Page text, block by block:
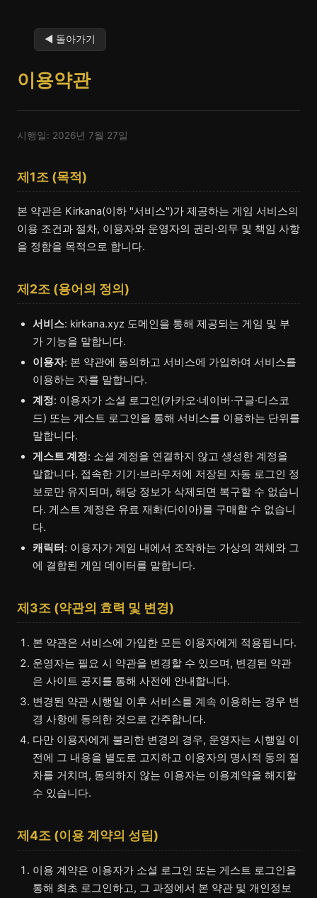
◀ 돌아가기
이용약관
시행일: 2026년 7월 27일
제1조 (목적)
본 약관은 Kirkana(이하 "서비스")가 제공하는 게임 서비스의
이용 조건과 절차, 이용자와 운영자의 권리·의무 및 책임 사항
을 정함을 목적으로 합니다.
제2조 (용어의 정의)
서비스: kirkana.xyz 도메인을 통해 제공되는 게임 및 부
가 기능을 말합니다.
이용자: 본 약관에 동의하고 서비스에 가입하여 서비스를
이용하는 자를 말합니다.
계정: 이용자가 소셜 로그인(카카오·네이버·구글·디스코
드) 또는 게스트 로그인을 통해 서비스를 이용하는 단위를
말합니다.
게스트 계정: 소셜 계정을 연결하지 않고 생성한 계정을
말합니다. 접속한 기기·브라우저에 저장된 자동 로그인 정
보로만 유지되며, 해당 정보가 삭제되면 복구할 수 없습니
다. 게스트 계정은 유료 재화(다이아)를 구매할 수 없습니
다.
캐릭터: 이용자가 게임 내에서 조작하는 가상의 객체와 그
에 결합된 게임 데이터를 말합니다.
제3조 (약관의 효력 및 변경)
본 약관은 서비스에 가입한 모든 이용자에게 적용됩니다.
운영자는 필요 시 약관을 변경할 수 있으며, 변경된 약관
은 사이트 공지를 통해 사전에 안내합니다.
변경된 약관 시행일 이후 서비스를 계속 이용하는 경우 변
경 사항에 동의한 것으로 간주합니다.
다만 이용자에게 불리한 변경의 경우, 운영자는 시행일 이
전에 그 내용을 별도로 고지하고 이용자의 명시적 동의 절
차를 거치며, 동의하지 않는 이용자는 이용계약을 해지할
수 있습니다.
제4조 (이용 계약의 성립)
이용 계약은 이용자가 소셜 로그인 또는 게스트 로그인을
통해 최초 로그인하고, 그 과정에서 본 약관 및 개인정보